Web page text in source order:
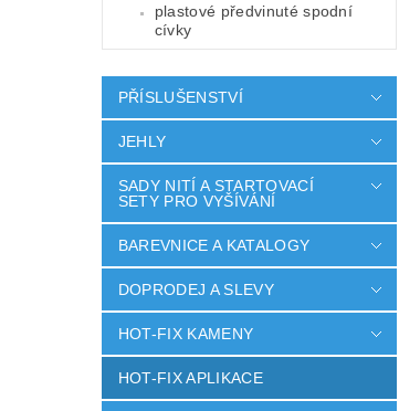
plastové předvinuté spodní
cívky
PŘÍSLUŠENSTVÍ
JEHLY
SADY NITÍ A STARTOVACÍ
SETY PRO VYŠÍVÁNÍ
BAREVNICE A KATALOGY
DOPRODEJ A SLEVY
HOT-FIX KAMENY
HOT-FIX APLIKACE